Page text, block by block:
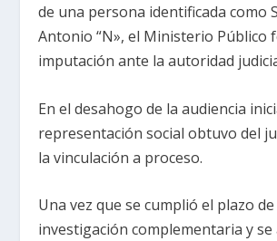
de una persona identificada como
Antonio “N», el Ministerio Público
imputación ante la autoridad
En el desahogo de la audiencia
representación social obtuvo del
la vinculación a proceso.
Una vez que se cumplió el plazo de
investigación complementaria y